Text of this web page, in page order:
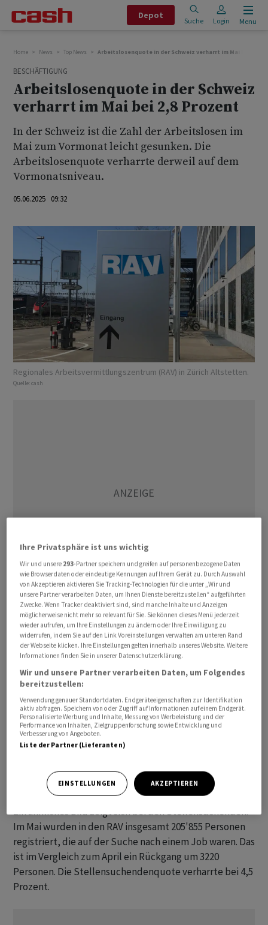
Depot
Suche Login Menu
Home News Top News Arbeitslosenquote in der Schweiz verharrt im Mai bei 2,8
BESCHÄFTIGUNG
Arbeitslosenquote in der Schweiz
verharrt im Mai bei 2,8 Prozent
In der Schweiz ist die Zahl der Arbeitslosen im
Mai zum Vormonat leicht gesunken. Die
Arbeitslosenquote verharrte derweil auf dem
Vormonatsniveau.
05.06.2025 09:32
Regionales Arbeitsvermittlungszentrum (RAV) in Zürich Altstetten.
Quelle: cash
Schweizweit waren Ende Mai 127'944 Personen in den
Regionalen Arbeitsvermittlungszentren (RAV) als
arbeitslos gemeldet, wie das Staatssekretariat für
Wirtschaft (Seco) am Donnerstag mitteilte. Das waren
2157 Personen oder 1,7 Prozent weniger als im April.
auf dem April-Niveau. Saisonbereinigt stieg die Quote
auf 2,9 Prozent von 2,8 Prozent im April, wie das Seco
weiter schrieb. Je nach Jahreszeit können saisonale
Schwankungen die Werte in einigen Branchen
beeinflussen. Davon sind unter anderem der Bau oder
die Gastronomie betroffen.
Ein ähnliches Bild zeigt sich bei den Stellensuchenden:
Im Mai wurden in den RAV insgesamt 205'855 Personen
registriert, die auf der Suche nach einem Job waren. Das
ist im Vergleich zum April ein Rückgang um 3220
Personen. Die Stellensuchendenquote verharrte bei 4,5
Prozent.
Ihre Privatsphäre ist uns wichtig
Wir und unsere 293-Partner speichern und greifen auf personenbezogene Daten
wie Browserdaten oder eindeutige Kennungen auf Ihrem Gerät zu. Durch Auswahl
von Akzeptieren aktivieren Sie Tracking-Technologien für die unter „Wir und
unsere Partner verarbeiten Daten, um Ihnen Dienste bereitzustellen“ aufgeführten
Zwecke. Wenn Tracker deaktiviert sind, sind manche Inhalte und Anzeigen
möglicherweise nicht mehr so relevant für Sie. Sie können dieses Menü jederzeit
wieder aufrufen, um Ihre Einstellungen zu ändern oder Ihre Einwilligung zu
widerrufen, indem Sie auf den Link Voreinstellungen verwalten am unteren Rand
der Webseite klicken. Ihre Einstellungen gelten innerhalb unseres Website. Weitere
Informationen finden Sie in unserer Datenschutzerklärung.
Wir und unsere Partner verarbeiten Daten, um Folgendes
bereitzustellen:
Verwendung genauer Standortdaten. Endgeräteeigenschaften zur Identifikation
aktiv abfragen. Speichern von oder Zugriff auf Informationen auf einem Endgerät.
Personalisierte Werbung und Inhalte, Messung von Werbeleistung und der
Performance von Inhalten, Zielgruppenforschung sowie Entwicklung und
Verbesserung von Angeboten.
Liste der Partner (Lieferanten)
EINSTELLUNGEN AKZEPTIEREN